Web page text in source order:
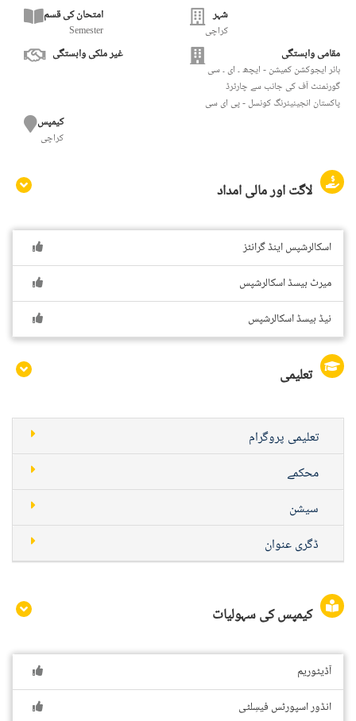
شہر
کراچی
امتحان کی قسم
Semester
مقامی وابستگی
ہائر ایجوکشن کمیشن - ایچھ ۔ ای ۔ سی
گورنمنٹ آف کی جانب سے چارٹرڈ
پاکستان انجینیئرنگ کونسل - پی ای سی
غیر ملکی وابستگی
کیمپس
کراچی
لاگت اور مالی امداد
اسکالرشپس اینڈ گرانٹز
میرٹ بیسڈ اسکالرشپس
نیڈ بیسڈ اسکالرشپس
تعلیمی
تعلیمی پروگرام
محکمے
سیشن
ڈگری عنوان
کیمپس کی سہولیات
آڈیٹوریم
انڈور اسپورٹس فیسِلٹی